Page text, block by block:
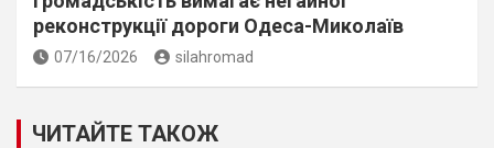
реконструкції дороги Одеса-Миколаїв
07/16/2026 silahromad
ЧИТАЙТЕ ТАКОЖ